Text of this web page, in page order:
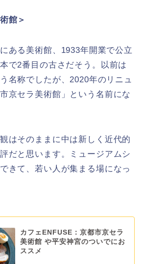
館＞
ある美術館、1933年開業で公立
で2番目の古さだそう。以前は
名称でしたが、2020年のリニュ
京セラ美術館」という名前にな
はそのままに中は新しく近代的
だと思います。ミュージアムシ
きて、若い人が集まる場になっ
カフェENFUSE：京都市京セラ
美術館 や平安神宮のついでにお
ススメ